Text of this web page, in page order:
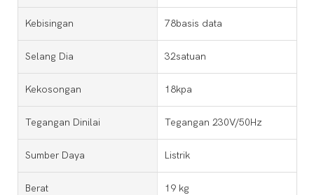
Kebisingan 78basis data
Selang Dia 32satuan
Kekosongan 18kpa
Tegangan Dinilai Tegangan 230V/50Hz
Sumber Daya Listrik
Berat 19 kg